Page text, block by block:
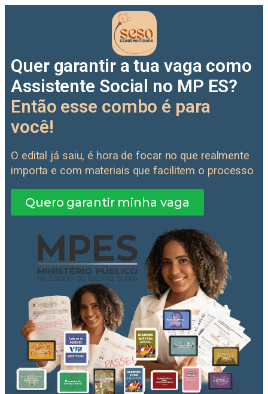
Quer garantir a tua vaga como
Assistente Social no MP ES?
Então esse combo é para
você!
O edital já saiu, é hora de focar no que realmente
importa e com materiais que facilitem o processo
Quero garantir minha vaga